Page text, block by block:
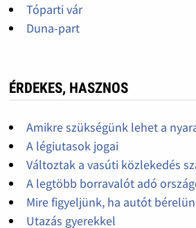
Tóparti vár
Duna-part
ÉRDEKES, HASZNOS
Amikre szükségünk lehet a
A légiutasok jogai
Változtak a vasúti közlekedés
A legtöbb borravalót adó
Mire figyeljünk, ha autót
Utazás gyerekkel